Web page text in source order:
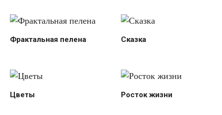
Фрактальная пелена Сказка
Цветы Росток жизни